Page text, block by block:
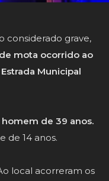
considerado grave,
mota ocorrido ao
Municipal
de 39 anos.
de 14 anos.
local acorreram os